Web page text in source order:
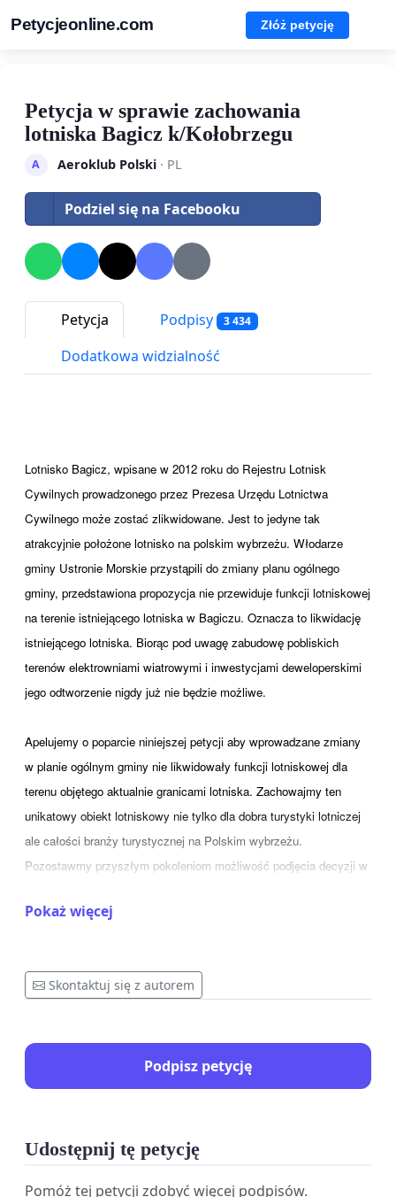
Petycjeonline.com Złóż petycję
Petycja w sprawie zachowania
lotniska Bagicz k/Kołobrzegu
A Aeroklub Polski· PL
Podziel się na Facebooku
Petycja Podpisy 3 434
Dodatkowa widzialność
Lotnisko Bagicz, wpisane w 2012 roku do Rejestru Lotnisk
Cywilnych prowadzonego przez Prezesa Urzędu Lotnictwa
Cywilnego może zostać zlikwidowane. Jest to jedyne tak
atrakcyjnie położone lotnisko na polskim wybrzeżu. Włodarze
gminy Ustronie Morskie przystąpili do zmiany planu ogólnego
gminy, przedstawiona propozycja nie przewiduje funkcji lotniskowej
na terenie istniejącego lotniska w Bagiczu. Oznacza to likwidację
istniejącego lotniska. Biorąc pod uwagę zabudowę pobliskich
terenów elektrowniami wiatrowymi i inwestycjami deweloperskimi
jego odtworzenie nigdy już nie będzie możliwe.
Apelujemy o poparcie niniejszej petycji aby wprowadzane zmiany
w planie ogólnym gminy nie likwidowały funkcji lotniskowej dla
terenu objętego aktualnie granicami lotniska. Zachowajmy ten
unikatowy obiekt lotniskowy nie tylko dla dobra turystyki lotniczej
ale całości branży turystycznej na Polskim wybrzeżu.
Pozostawmy przyszłym pokoleniom możliwość podjęcia decyzji w
Pokaż więcej
Skontaktuj się z autorem
Podpisz petycję
Udostępnij tę petycję
Pomóż tej petycji zdobyć więcej podpisów.